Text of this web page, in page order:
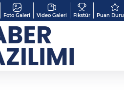
Foto Galeri Video Galeri Fikstür Puan